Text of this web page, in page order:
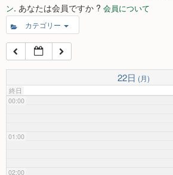
ン. あなたは会員ですか ? 会員について
カテゴリー
22日 (月)
終日
00:00
01:00
02:00